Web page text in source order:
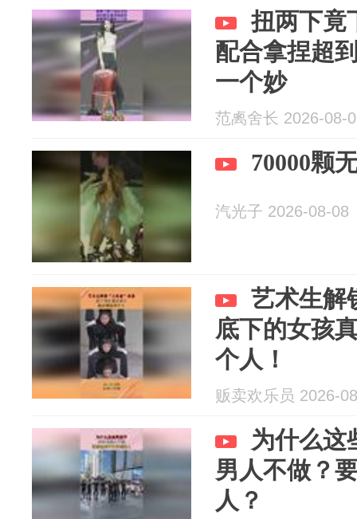
扭两下竟
配合拿捏超
一个妙
范禼舍长 2026-08-
70000颗
汽光子 2026-08-08
艺术生解
底下的女孩
个人！
贩卖欢乐员 2026-
为什么这
男人不做？
人？